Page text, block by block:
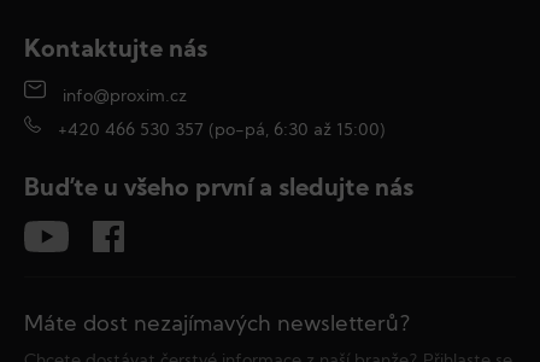
Kontaktujte nás
info@proxim.cz
+420 466 530 357 (po-pá, 6:30 až 15:00)
Buďte u všeho první a sledujte nás
Máte dost nezajímavých newsletterů?